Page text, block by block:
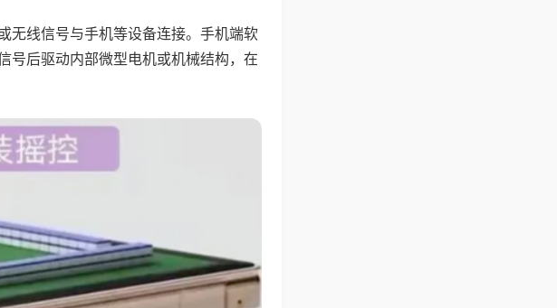
无线信号与手机等设备连接。手机端软
号后驱动内部微型电机或机械结构，在